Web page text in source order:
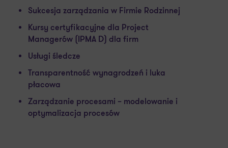
Sukcesja zarządzania w Firmie Rodzinnej
Kursy certyfikacyjne dla Project
Managerów (IPMA D) dla firm
Usługi śledcze
Transparentność wynagrodzeń i luka
płacowa
Zarządzanie procesami – modelowanie i
optymalizacja procesów